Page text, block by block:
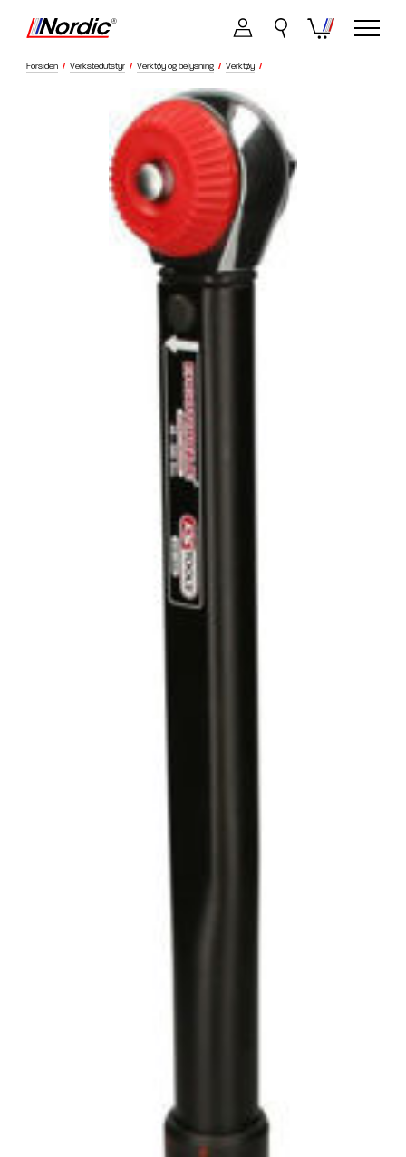
Forsiden / Verkstedutstyr / Verktøy og belysning / Verktøy /